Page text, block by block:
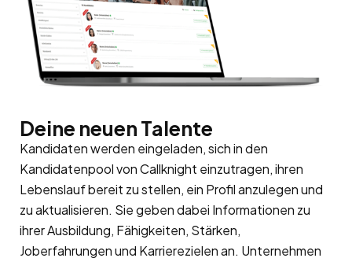
Deine neuen Talente
Kandidaten werden eingeladen, sich in den
Kandidatenpoolvon Callknight einzutragen, ihren
Lebenslauf bereit zu stellen, ein Profil anzulegen und
zu aktualisieren. Sie geben dabei Informationen zu
ihrer Ausbildung, Fähigkeiten, Stärken,
Joberfahrungen und Karrierezielen an. Unternehmen